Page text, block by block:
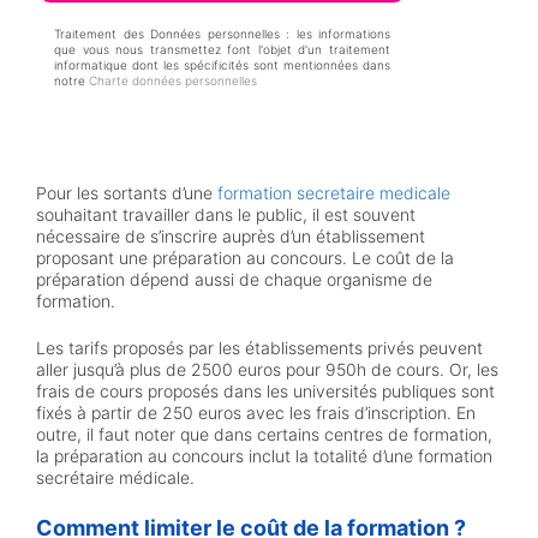
e
c
o
n
t
a
t
é
p
a
r
l
'
é
o
Traitement des Données personnelles : les informations
que vous nous transmettez font l'objet d'un traitement
informatique dont les spécificités sont mentionnées dans
notre Charte données personnelles
Pour les sortants d’une formation secretaire medicale
souhaitant travailler dans le public, il est souvent
nécessaire de s’inscrire auprès d’un établissement
proposant une préparation au concours. Le coût de la
préparation dépend aussi de chaque organisme de
formation.
Les tarifs proposés par les établissements privés peuvent
aller jusqu’à plus de 2500 euros pour 950h de cours. Or, les
frais de cours proposés dans les universités publiques sont
fixés à partir de 250 euros avec les frais d’inscription. En
outre, il faut noter que dans certains centres de formation,
la préparation au concours inclut la totalité d’une formation
secrétaire médicale.
Comment limiter le coût de la formation ?